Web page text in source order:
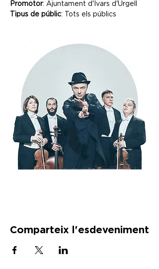
Promotor: Ajuntament d'Ivars d'Urgell
Tipus de públic: Tots els públics
Comparteix l'esdeveniment